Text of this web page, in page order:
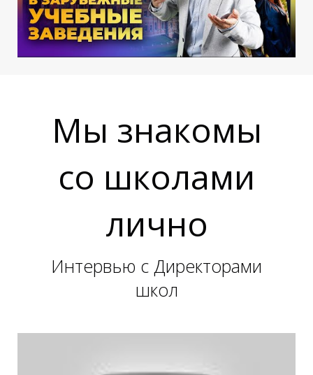
О
О
Мы знакомы
со школами
лично
Интервью с Директорами
школ